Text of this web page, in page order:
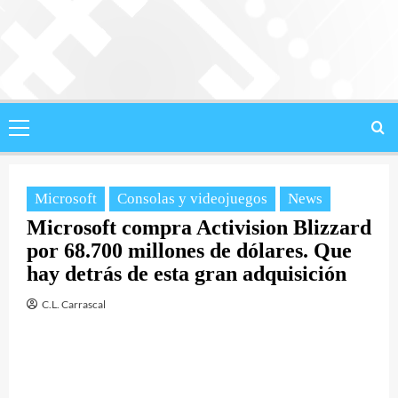
principal
Microsoft Consolas y videojuegos News
Microsoft compra Activision Blizzard
por 68.700 millones de dólares. Que
hay detrás de esta gran adquisición
C.L. Carrascal